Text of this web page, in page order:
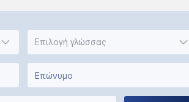
Επιλογή γλώσσας